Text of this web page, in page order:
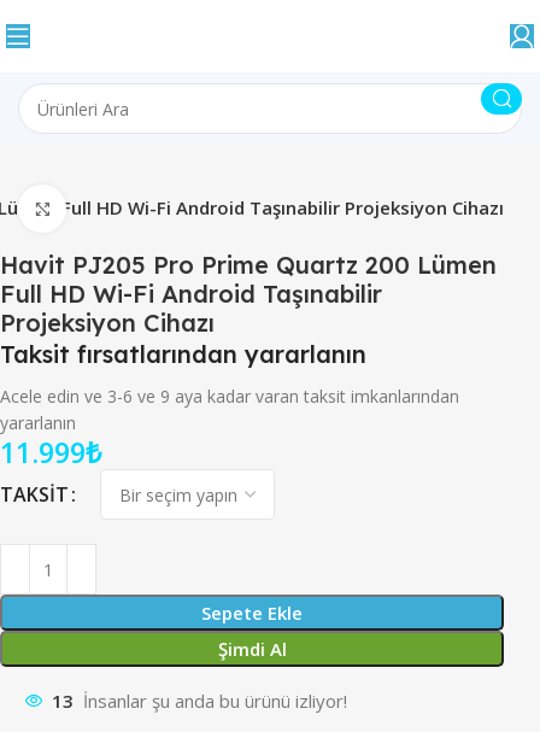
Full HD Wi-Fi Android Taşınabilir Projeksiyon Cihazı
Büyütmek için tıklayın
Havit PJ205 Pro Prime Quartz 200 Lümen
Full HD Wi-Fi Android Taşınabilir
Projeksiyon Cihazı
Taksit fırsatlarından yararlanın
Acele edin ve 3-6 ve 9 aya kadar varan taksit imkanlarından
yararlanın
11.999₺
TAKSIT
Sepete Ekle
Şimdi Al
13 İnsanlar şu anda bu ürünü izliyor!